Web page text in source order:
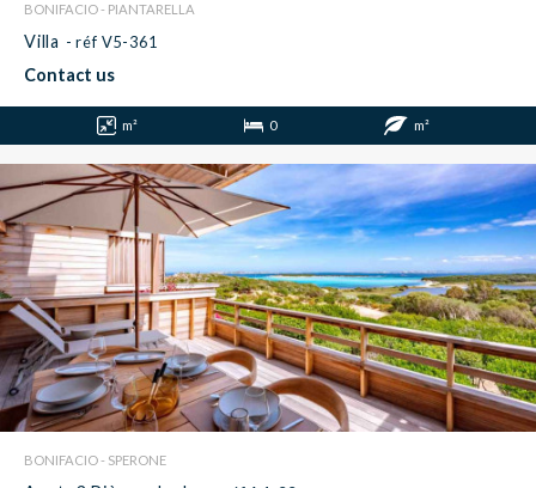
BONIFACIO - PIANTARELLA
Villa - réf V5-361
Contact us
m² 0 m²
BONIFACIO - SPERONE